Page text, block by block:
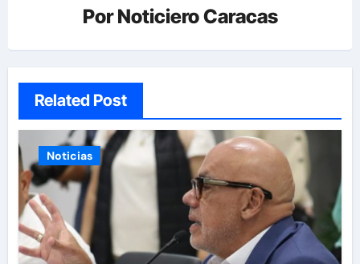
PorNoticiero Caracas
Related Post
Noticias